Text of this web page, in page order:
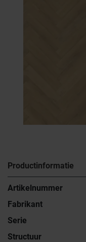
Productinformatie
Artikelnummer
Fabrikant
Serie
Structuur